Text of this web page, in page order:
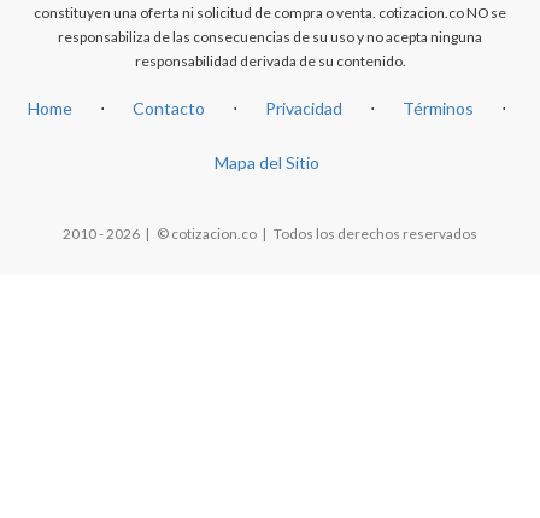
constituyen una oferta ni solicitud de compra o venta. cotizacion.co NO se
responsabiliza de las consecuencias de su uso y no acepta ninguna
responsabilidad derivada de su contenido.
Home ⋅ Contacto ⋅ Privacidad ⋅ Términos ⋅
Mapa del Sitio
2010 - 2026 | © cotizacion.co | Todos los derechos reservados